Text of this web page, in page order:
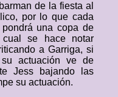
de la fiesta al
por lo que cada
una copa de
se hace notar
a Garriga, si
actuación ve de
Jess bajando las
su actuación.